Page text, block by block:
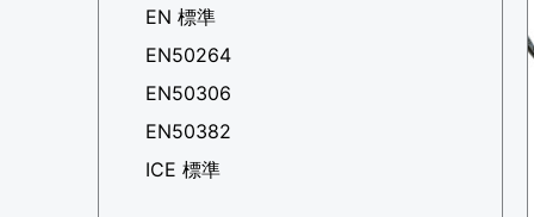
EN 標準
EN50264
EN50306
EN50382
ICE 標準